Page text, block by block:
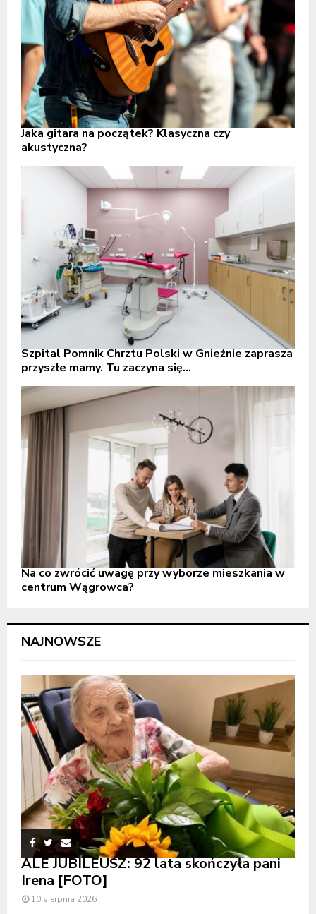
Jaka gitara na początek? Klasyczna czy
akustyczna?
Szpital Pomnik Chrztu Polski w Gnieźnie zaprasza
przyszłe mamy. Tu zaczyna się...
Na co zwrócić uwagę przy wyborze mieszkania w
centrum Wągrowca?
NAJNOWSZE
ALE JUBILEUSZ: 92 lata skończyła pani
Irena [FOTO]
10 sierpnia 2026